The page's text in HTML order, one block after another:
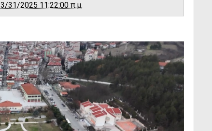
3/31/2025 11:22:00 π.μ.